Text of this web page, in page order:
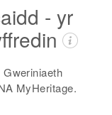
- yr
MyHeritage.